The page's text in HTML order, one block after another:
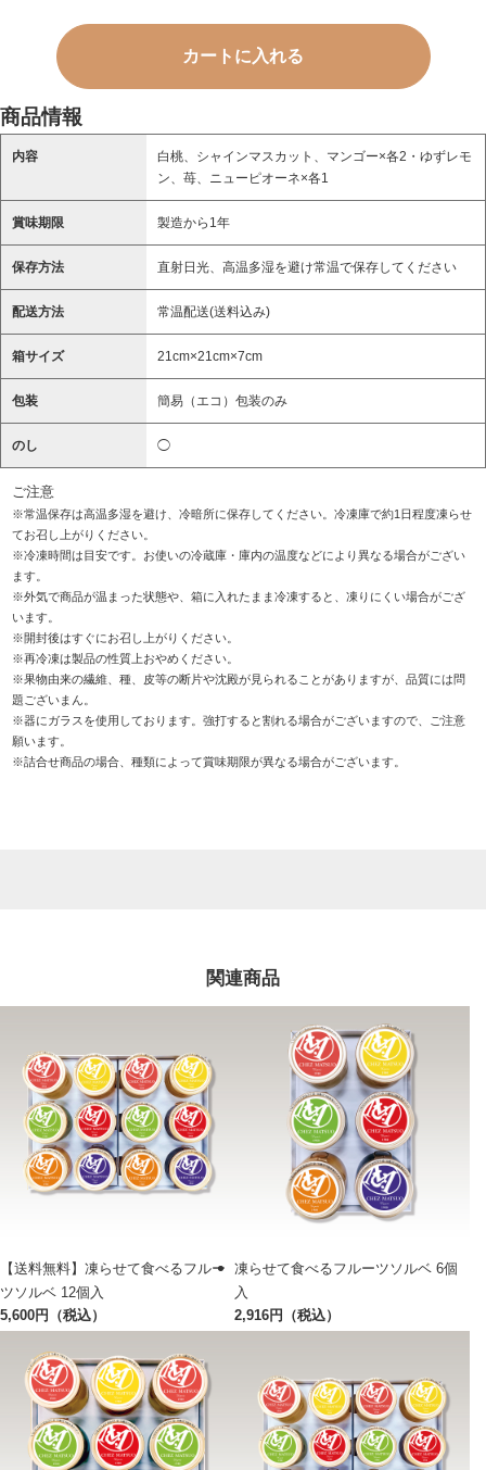
商品情報
内容
白桃、シャインマスカット、マンゴー×各2・ゆずレモ
ン、苺、ニューピオーネ×各1
賞味期限 製造から1年
保存方法 直射日光、高温多湿を避け常温で保存してください
配送方法 常温配送(送料込み)
箱サイズ 21cm×21cm×7cm
包装 簡易（エコ）包装のみ
のし ◯
ご注意
※常温保存は高温多湿を避け、冷暗所に保存してください。冷凍庫で約1日程度凍らせ
てお召し上がりください。
※冷凍時間は目安です。お使いの冷蔵庫・庫内の温度などにより異なる場合がござい
ます。
※外気で商品が温まった状態や、箱に入れたまま冷凍すると、凍りにくい場合がござ
います。
※開封後はすぐにお召し上がりください。
※再冷凍は製品の性質上おやめください。
※果物由来の繊維、種、皮等の断片や沈殿が見られることがありますが、品質には問
題ございまん。
※器にガラスを使用しております。強打すると割れる場合がございますので、ご注意
願います。
※詰合せ商品の場合、種類によって賞味期限が異なる場合がございます。
関連商品
【送料無料】凍らせて食べるフルー
ツソルベ 12個入
5,600円（税込）
凍らせて食べるフルーツソルベ 6個
入
2,916円（税込）